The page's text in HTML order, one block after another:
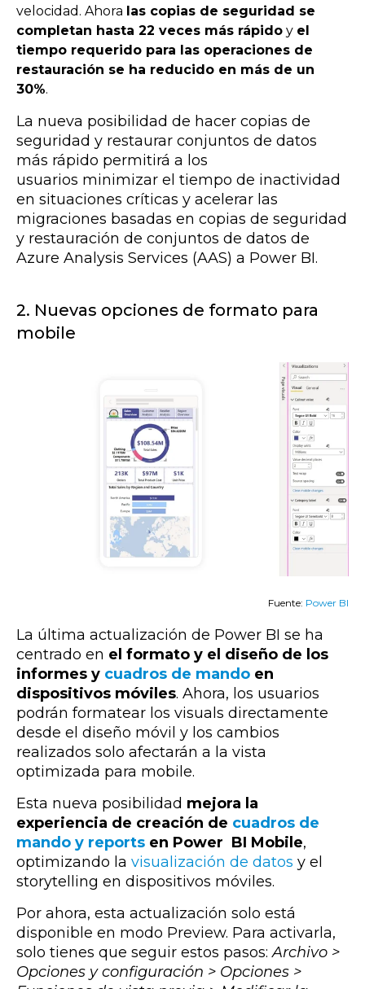
velocidad. Ahora las copias de seguridad se
completan hasta 22 veces más rápido y el
tiempo requerido para las operaciones de
restauración se ha reducido en más de un
30%.
La nueva posibilidad de hacer copias de
seguridad y restaurar conjuntos de datos
más rápido permitirá a los
usuarios minimizar el tiempo de inactividad
en situaciones críticas y acelerar las
migraciones basadas en copias de seguridad
y restauración de conjuntos de datos de
Azure Analysis Services (AAS) a Power BI.
2. Nuevas opciones de formato para
mobile
Fuente: Power BI
La última actualización de Power BI se ha
centrado en el formato y el diseño de los
informes y cuadros de mando en
dispositivos móviles. Ahora, los usuarios
podrán formatear los visuals directamente
desde el diseño móvil y los cambios
realizados solo afectarán a la vista
optimizada para mobile.
Esta nueva posibilidad mejora la
experiencia de creación de cuadros de
mando y reports en Power BI Mobile,
optimizando la visualización de datos y el
storytelling en dispositivos móviles.
Por ahora, esta actualización solo está
disponible en modo Preview. Para activarla,
solo tienes que seguir estos pasos:Archivo >
Opciones y configuración > Opciones >